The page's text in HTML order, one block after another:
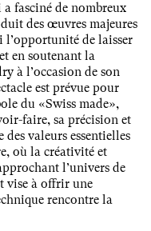
fasciné de nombreux
des œuvres majeures
de laisser
en soutenant la
à l’occasion de son
est prévue pour
du «Swiss made»,
faire, sa précision et
valeurs essentielles
où la créativité et
l’univers de
vise à offrir une
rencontre la